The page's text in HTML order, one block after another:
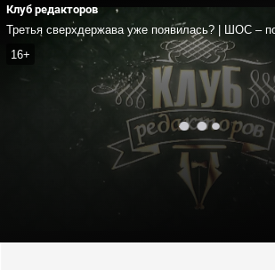
Клуб редакторов
16+